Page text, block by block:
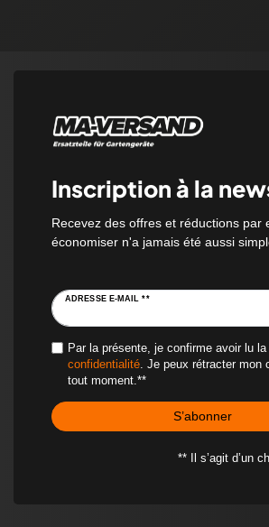
Inscription à la
Recevez des offres et réductions par
économiser n'a jamais été aussi
ADRESSE E-MAIL **
Par la présente, je confirme avoir lu la
confidentialité. Je peux rétracter mon
tout moment.**
S’abonner
** Il s’agit d’un